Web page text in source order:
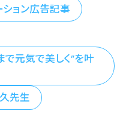
ション広告記事
で元気で美しく”を叶
先生